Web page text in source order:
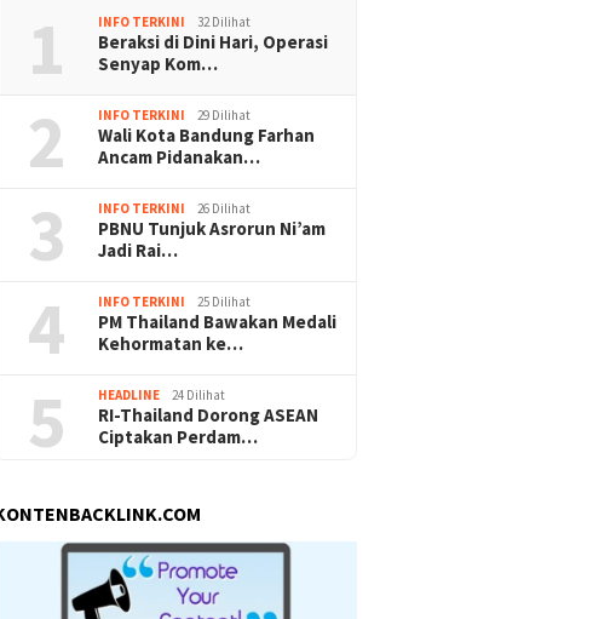
1 INFO TERKINI 32 Dilihat
Beraksi di Dini Hari, Operasi
Senyap Kom…
2 INFO TERKINI 29 Dilihat
Wali Kota Bandung Farhan
Ancam Pidanakan…
3 INFO TERKINI 26 Dilihat
PBNU Tunjuk Asrorun Ni’am
Jadi Rai…
4 INFO TERKINI 25 Dilihat
PM Thailand Bawakan Medali
Kehormatan ke…
5 HEADLINE 24 Dilihat
RI-Thailand Dorong ASEAN
Ciptakan Perdam…